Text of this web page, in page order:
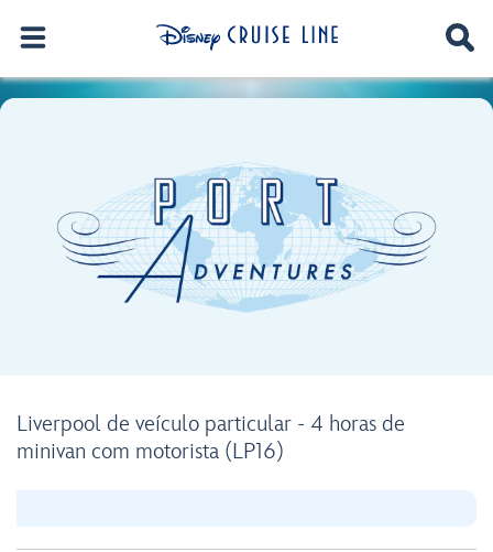
Liverpool de veículo particular - 4 horas de
minivan com motorista (LP16)